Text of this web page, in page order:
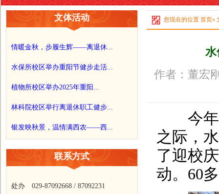
文体活动
情暖金秋，步履生辉——离退休...
水保所校区举办重阳节健步走活...
植物所校区举办2025年重阳...
林科院校区举行离退休职工健步...
银发映秋景，温情满西农——西...
联系方式
处办 029-87092668 / 87092231
您现在的位置 首页»
水
作者：董宏
今年是
之际，
了迎校
动。60